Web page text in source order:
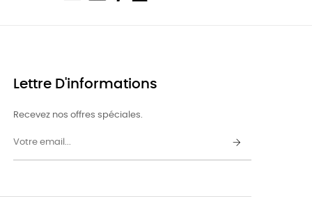
Lettre D'informations
Recevez nos offres spéciales.